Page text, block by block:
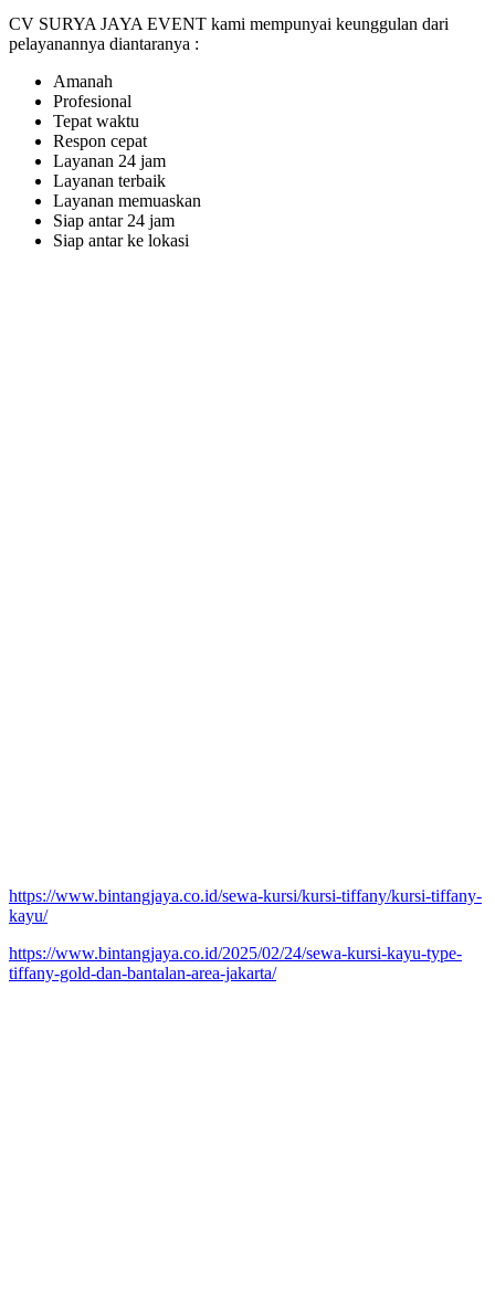
CV SURYA JAYA EVENT kami mempunyai keunggulan dari
pelayanannya diantaranya :
Amanah
Profesional
Tepat waktu
Respon cepat
Layanan 24 jam
Layanan terbaik
Layanan memuaskan
Siap antar 24 jam
Siap antar ke lokasi
https://www.bintangjaya.co.id/sewa-kursi/kursi-tiffany/kursi-tiffany-
kayu/
https://www.bintangjaya.co.id/2025/02/24/sewa-kursi-kayu-type-
tiffany-gold-dan-bantalan-area-jakarta/